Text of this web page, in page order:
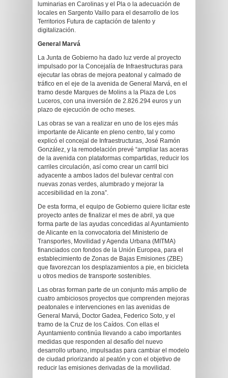
luminarias en Carolinas y el Pla o la adecuación de
locales en Sargento Vaillo para el desarrollo de los
Territorios Futura de captación de talento y
digitalización.
General Marvá
La Junta de Gobierno ha dado luz verde al proyecto
impulsado por la Concejalía de Infraestructuras para
ejecutar las obras de mejora peatonal y calmado de
tráfico en el eje de la avenida de General Marvá, en el
tramo desde Marques de Molins a la Plaza de Los
Luceros, con una inversión de 2.826.294 euros y un
plazo de ejecución de ocho meses.
Las obras se van a realizar en uno de los ejes más
importante de Alicante en pleno centro, tal y como
explicó el concejal de Infraestructuras, José Ramón
González, y la remodelación prevé “ampliar las aceras
de la avenida con plataformas compartidas, reducir los
carriles circulación, así como crear un carril bici
adyacente a ambos lados del bulevar central con
nuevas zonas verdes, alumbrado y mejorar la
accesibilidad en la zona”.
De esta forma, el equipo de Gobierno quiere licitar este
proyecto antes de finalizar el mes de abril, ya que
forma parte de las ayudas concedidas al Ayuntamiento
de Alicante en la convocatoria del Ministerio de
Transportes, Movilidad y Agenda Urbana (MITMA)
financiados con fondos de la Unión Europea, para el
establecimiento de Zonas de Bajas Emisiones (ZBE)
que favorezcan los desplazamientos a pie, en bicicleta
u otros medios de transporte sostenibles.
Las obras forman parte de un conjunto más amplio de
cuatro ambiciosos proyectos que comprenden mejoras
peatonales e intervenciones en las avenidas de
General Marvá, Doctor Gadea, Federico Soto, y el
tramo de la Cruz de los Caídos. Con ellas el
Ayuntamiento continúa llevando a cabo importantes
medidas que responden al desafío del nuevo
desarrollo urbano, impulsadas para cambiar el modelo
de ciudad priorizando al peatón y con el objetivo de
reducir las emisiones derivadas de la movilidad.